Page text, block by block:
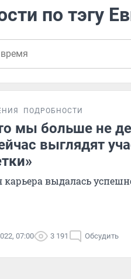
по тэгу
ПОДРОБНОСТИ
мы больше не
выглядят
карьера выдалась
07:00 3 191 Обсудить